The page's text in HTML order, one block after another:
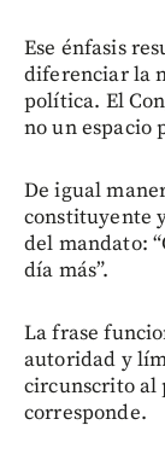
Ese énfasis
diferenciar la
política. El
no un espacio
De igual
constituyente
del mandato:
día más”.
La frase
autoridad y
circunscrito al
corresponde.